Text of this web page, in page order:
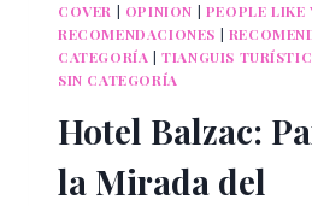
COVER | OPINION | PEOPLE LIKE
RECOMENDACIONES |
CATEGORÍA |TIANGUIS
SIN CATEGORÍA
Hotel Balzac:
la Mirada del